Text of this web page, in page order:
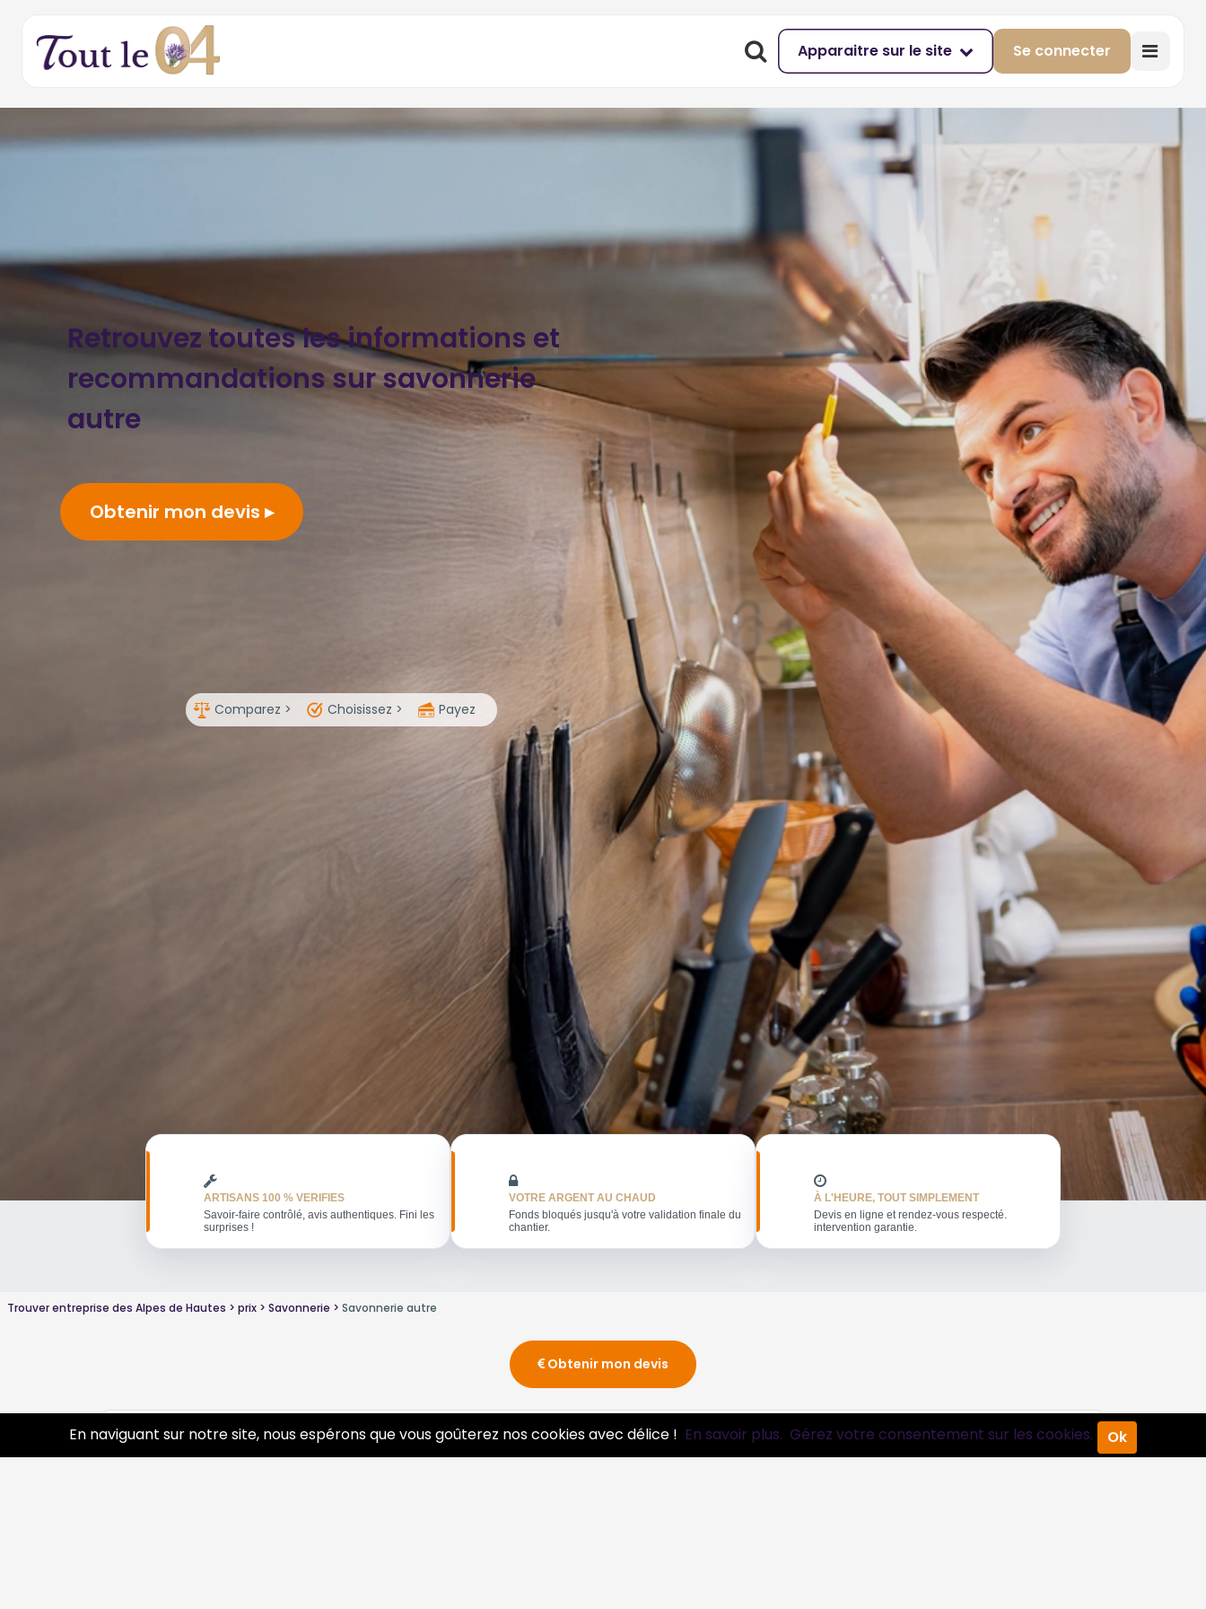
Apparaitre sur le site Se connecter
Retrouvez toutes les informations et
recommandations sur savonnerie
autre
Obtenir mon devis
Comparez > Choisissez > Payez
ARTISANS 100 % VERIFIES
Savoir-faire contrôlé, avis authentiques. Fini les
surprises !
VOTRE ARGENT AU CHAUD
Fonds bloqués jusqu'à votre validation finale du
chantier.
À L'HEURE, TOUT SIMPLEMENT
Devis en ligne et rendez-vous respecté.
intervention garantie.
Trouver entreprise des Alpes de Hautes prix Savonnerie Savonnerie autre
Obtenir mon devis
Conseils sur Savonnerie 2 pros
En naviguant sur notre site, nous espérons que vous goûterez nos cookies avec délice ! En savoir plus. Gérez votre consentement sur les cookies. Ok